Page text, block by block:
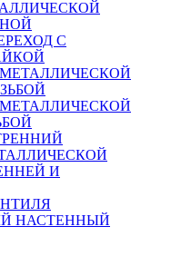
С
МЕТАЛЛИЧЕСКОЙ
МЕТАЛЛИЧЕСКОЙ
И
НАСТЕННЫЙ